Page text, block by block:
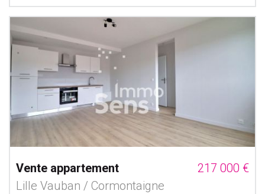
Vente appartement
217 000 €
Lille Vauban / Cormontaigne